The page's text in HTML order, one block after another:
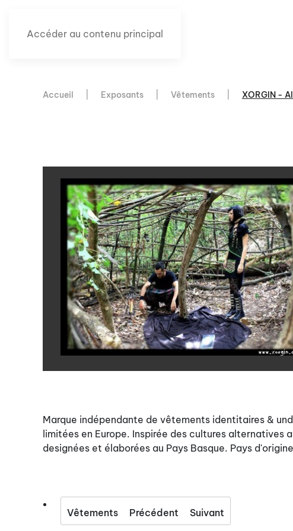
Accéder au contenu principal
Accueil Exposants Vêtements XORGIN -
Marque indépendante de vêtements identitaires &
limitées en Europe. Inspirée des cultures alternatives
designées et élaborées au Pays Basque. Pays
Vêtements Précédent Suivant